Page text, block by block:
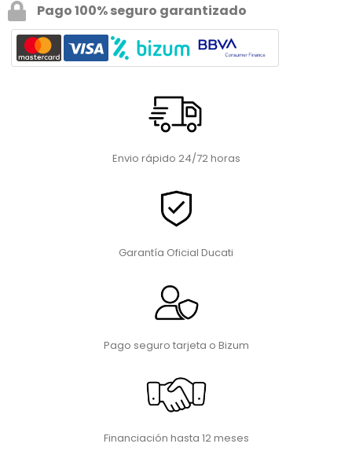
Pago 100% seguro garantizado
Envio rápido 24/72 horas
Garantía Oficial Ducati
Pago seguro tarjeta o Bizum
Financiación hasta 12 meses